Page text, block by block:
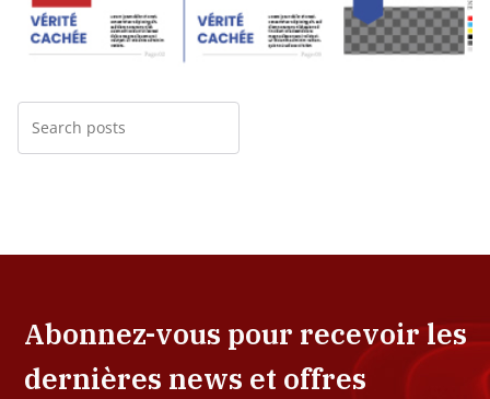
Abonnez-vous pour recevoir les
dernières news et offres